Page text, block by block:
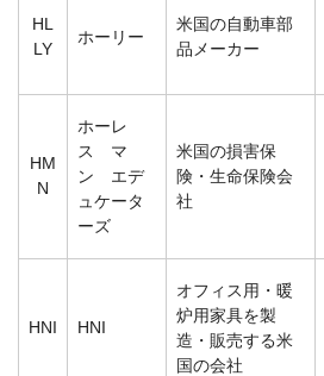
HL
LY
ホーリー
米国の自動車部
品メーカー
HM
N
ホーレ
ス マ
ン エデ
ュケータ
ーズ
米国の損害保
険・生命保険会
社
HNI HNI
オフィス用・暖
炉用家具を製
造・販売する米
国の会社